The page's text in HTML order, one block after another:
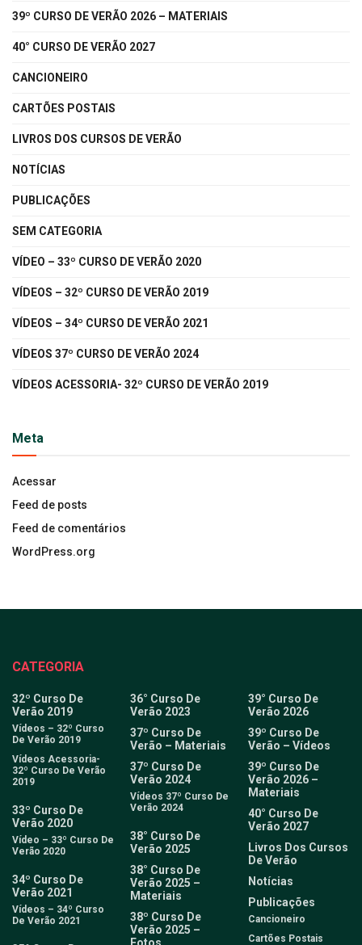
39º CURSO DE VERÃO 2026 – MATERIAIS
40° CURSO DE VERÃO 2027
CANCIONEIRO
CARTÕES POSTAIS
LIVROS DOS CURSOS DE VERÃO
NOTÍCIAS
PUBLICAÇÕES
SEM CATEGORIA
VÍDEO – 33º CURSO DE VERÃO 2020
VÍDEOS – 32º CURSO DE VERÃO 2019
VÍDEOS – 34º CURSO DE VERÃO 2021
VÍDEOS 37º CURSO DE VERÃO 2024
VÍDEOS ACESSORIA- 32º CURSO DE VERÃO 2019
Meta
Acessar
Feed de posts
Feed de comentários
WordPress.org
CATEGORIA
32º Curso De
Verão 2019
Vídeos – 32º Curso
De Verão 2019
Vídeos Acessoria-
32º Curso De Verão
2019
33º Curso De
Verão 2020
Vídeo – 33º Curso De
Verão 2020
34º Curso De
Verão 2021
Vídeos – 34º Curso
De Verão 2021
36° Curso De
Verão 2023
37º Curso De
Verão – Materiais
37º Curso De
Verão 2024
Vídeos 37º Curso De
Verão 2024
38° Curso De
Verão 2025
38° Curso De
Verão 2025 –
Materiais
38º Curso De
Verão 2025 –
Fotos
39° Curso De
Verão 2026
39º Curso De
Verão – Vídeos
39º Curso De
Verão 2026 –
Materiais
40° Curso De
Verão 2027
Livros Dos Cursos
De Verão
Notícias
Publicações
Cancioneiro
Cartões Postais